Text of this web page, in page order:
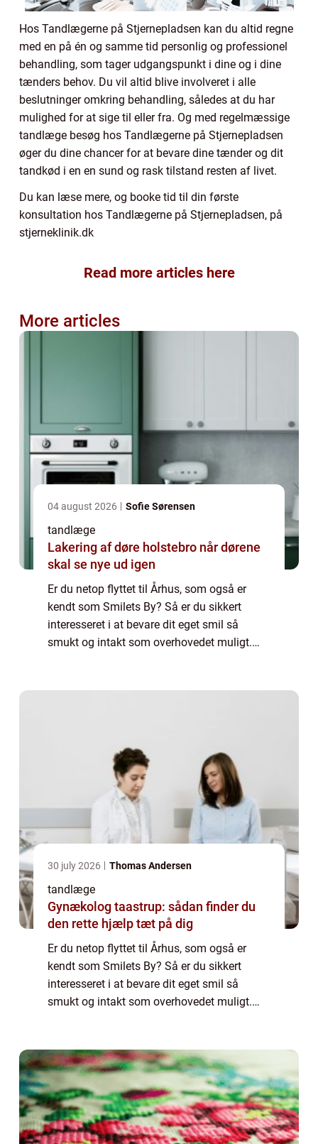
Hos Tandlægerne på Stjernepladsen kan du altid regne
med en på én og samme tid personlig og professionel
behandling, som tager udgangspunkt i dine og i dine
tænders behov. Du vil altid blive involveret i alle
beslutninger omkring behandling, således at du har
mulighed for at sige til eller fra. Og med regelmæssige
tandlæge besøg hos Tandlægerne på Stjernepladsen
øger du dine chancer for at bevare dine tænder og dit
tandkød i en en sund og rask tilstand resten af livet.
Du kan læse mere, og booke tid til din første
konsultation hos Tandlægerne på Stjernepladsen, på
stjerneklinik.dk
Read more articles here
More articles
04 august 2026 Sofie Sørensen
tandlæge
Lakering af døre holstebro når dørene
skal se nye ud igen
Er du netop flyttet til Århus, som også er
kendt som Smilets By? Så er du sikkert
interesseret i at bevare dit eget smil så
smukt og intakt som overhovedet muligt.
30 july 2026 Thomas Andersen
tandlæge
Gynækolog taastrup: sådan finder du
den rette hjælp tæt på dig
Er du netop flyttet til Århus, som også er
kendt som Smilets By? Så er du sikkert
interesseret i at bevare dit eget smil så
smukt og intakt som overhovedet muligt.